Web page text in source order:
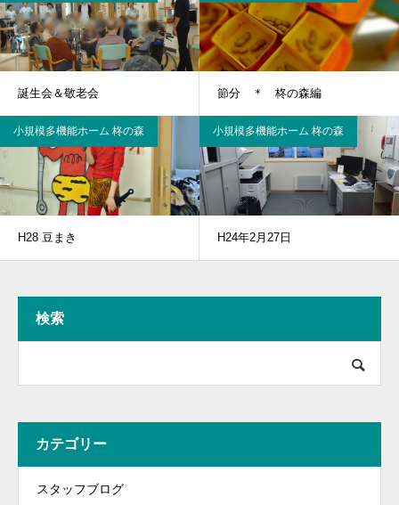
誕生会＆敬老会 節分 ＊ 柊の森編
小規模多機能ホーム 柊の森
H28 豆まき
小規模多機能ホーム 柊の森
H24年2月27日
検索
カテゴリー
スタッフブログ